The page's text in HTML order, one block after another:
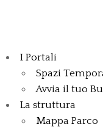
I Portali
Spazi
Avvia il tuo
La struttura
Mappa Parco